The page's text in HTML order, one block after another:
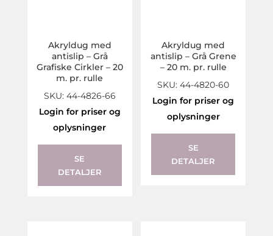
Akryldug med
antislip – Grå
Grafiske Cirkler – 20
m. pr. rulle
SKU: 44-4826-66
Login for priser og
oplysninger
SE
DETALJER
Akryldug med
antislip – Grå Grene
– 20 m. pr. rulle
SKU: 44-4820-60
Login for priser og
oplysninger
SE
DETALJER